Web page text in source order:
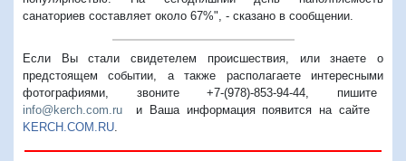
санаториев составляет около 67%", - сказано в сообщении.
Если Вы стали свидетелем происшествия, или знаете о
предстоящем событии, а также располагаете интересными
фотографиями, звоните +7-(978)-853-94-44, пишите
info@kerch.com.ru и Ваша информация появится на сайте
KERCH.COM.RU